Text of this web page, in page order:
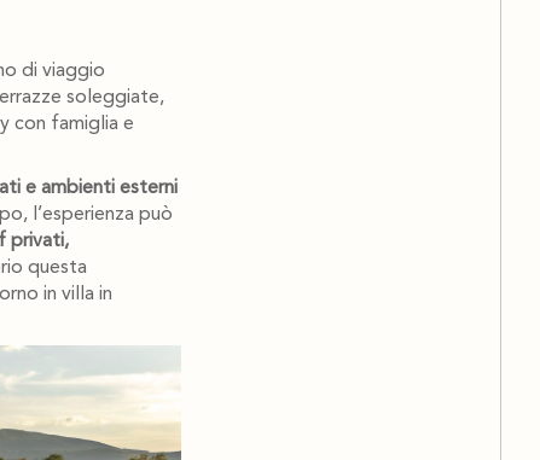
di viaggio
soleggiate,
con famiglia e
e ambienti esterni
l’esperienza può
privati,
questa
in villa in